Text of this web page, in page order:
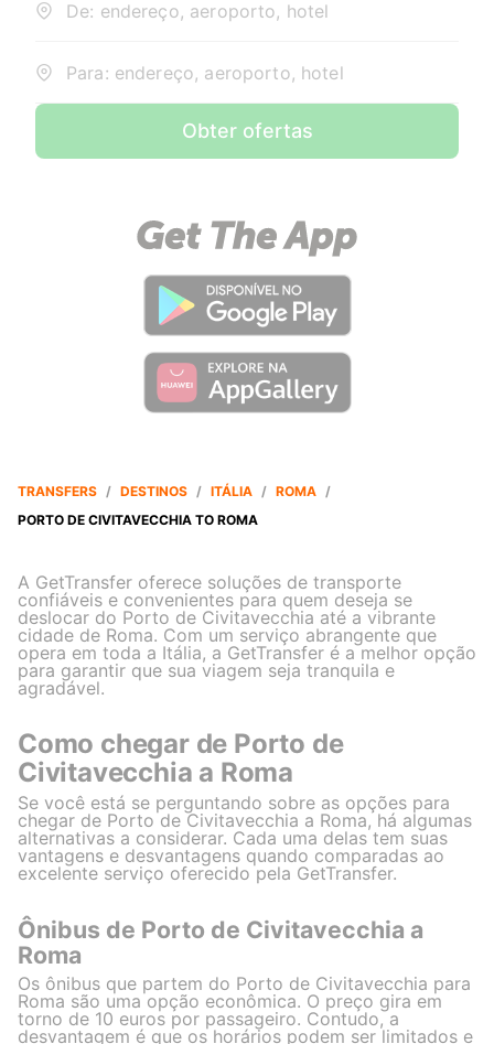
De: endereço, aeroporto, hotel
Para: endereço, aeroporto, hotel
Obter ofertas
TRANSFERS / DESTINOS / ITÁLIA / ROMA /
PORTO DE CIVITAVECCHIA TO ROMA
A GetTransfer oferece soluções de transporte
confiáveis e convenientes para quem deseja se
deslocar do Porto de Civitavecchia até a vibrante
cidade de Roma. Com um serviço abrangente que
opera em toda a Itália, a GetTransfer é a melhor opção
para garantir que sua viagem seja tranquila e
agradável.
Como chegar de Porto de
Civitavecchia a Roma
Se você está se perguntando sobre as opções para
chegar de Porto de Civitavecchia a Roma, há algumas
alternativas a considerar. Cada uma delas tem suas
vantagens e desvantagens quando comparadas ao
excelente serviço oferecido pela GetTransfer.
Ônibus de Porto de Civitavecchia a
Roma
Os ônibus que partem do Porto de Civitavecchia para
Roma são uma opção econômica. O preço gira em
torno de 10 euros por passageiro. Contudo, a
desvantagem é que os horários podem ser limitados e